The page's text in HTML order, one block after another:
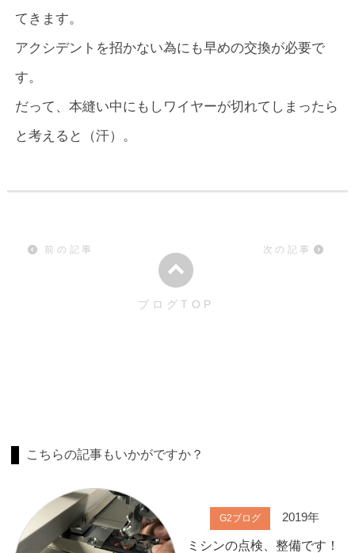
てきます。
アクシデントを招かない為にも早めの交換が必要で
す。
だって、本縫い中にもしワイヤーが切れてしまったら
と考えると（汗）。
前の記事
ブログTOP
次の記事
こちらの記事もいかがですか？
G2ブログ 2019年
ミシンの点検、整備です！